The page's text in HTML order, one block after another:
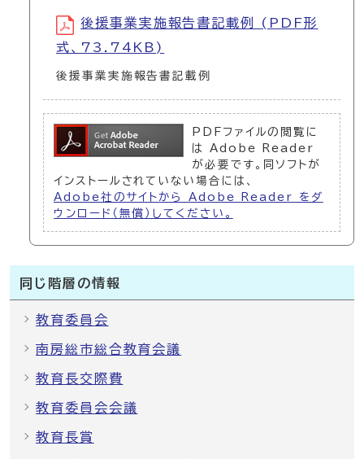
後援事業実施報告書記載例 (PDF形
式、73.74KB)
後援事業実施報告書記載例
PDFファイルの閲覧に
は Adobe Reader
が必要です。同ソフトが
インストールされていない場合には、
Adobe社のサイトから Adobe Reader をダ
ウンロード（無償）してください。
同じ階層の情報
教育委員会
南房総市総合教育会議
教育長交際費
教育委員会会議
教育長賞